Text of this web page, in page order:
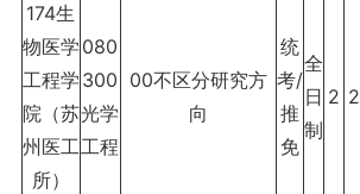
174生
物医学
工程学
院（苏
州医工
所）
080
300
光学
工程
00不区分研究方
向
统
考/
推
免
全
日
制
2 2